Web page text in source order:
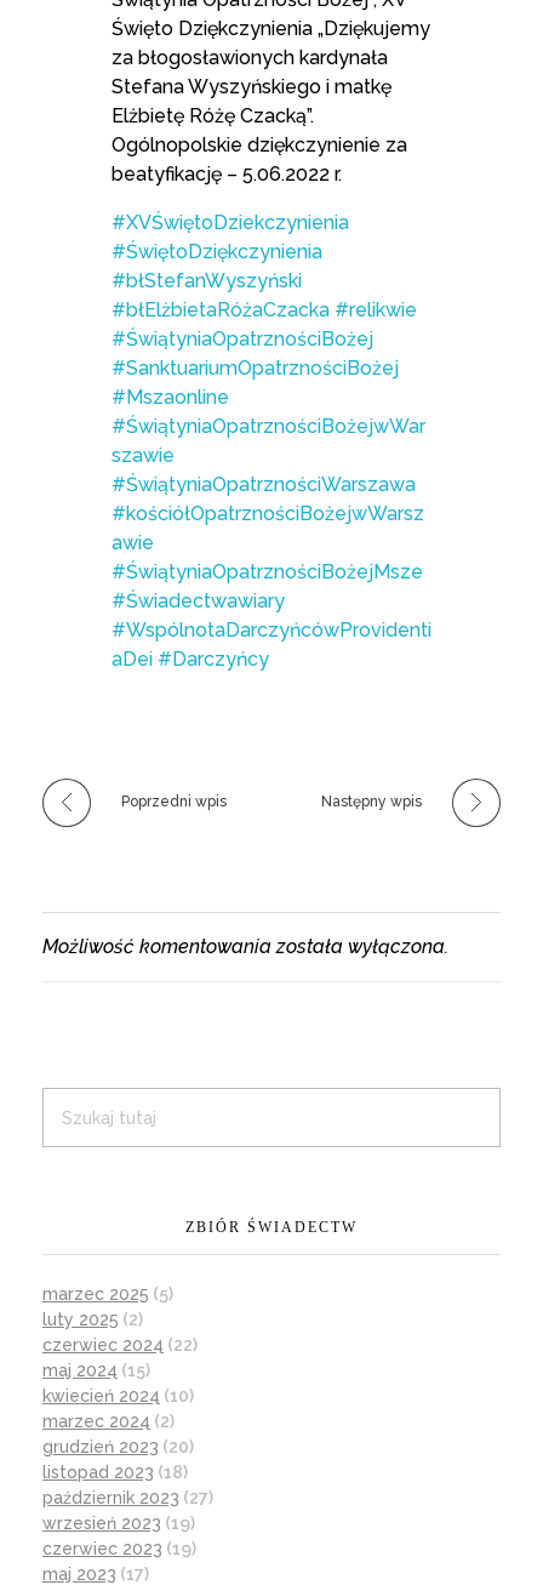
Święto Dziękczynienia „Dziękujemy
za błogosławionych kardynała
Stefana Wyszyńskiego i matkę
Elżbietę Różę Czacką”.
Ogólnopolskie dziękczynienie za
beatyfikację – 5.06.2022 r.
#XVŚwiętoDziekczynienia
#ŚwiętoDziękczynienia
#błStefanWyszyński
#błElżbietaRóżaCzacka #relikwie
#ŚwiątyniaOpatrznościBożej
#SanktuariumOpatrznościBożej
#Mszaonline
#ŚwiątyniaOpatrznościBożejwWar
szawie
#ŚwiątyniaOpatrznościWarszawa
#kościółOpatrznościBożejwWarsz
awie
#ŚwiątyniaOpatrznościBożejMsze
#Świadectwawiary
#WspólnotaDarczyńcówProvidenti
aDei #Darczyńcy
Poprzedni wpis Następny wpis
Możliwość komentowania została wyłączona.
ZBIÓR ŚWIADECTW
marzec 2025 (5)
luty 2025 (2)
czerwiec 2024 (22)
maj 2024 (15)
kwiecień 2024 (10)
marzec 2024 (2)
grudzień 2023 (20)
listopad 2023 (18)
październik 2023 (27)
wrzesień 2023 (19)
czerwiec 2023 (19)
maj 2023 (17)